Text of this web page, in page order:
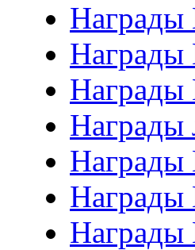
Награды
Награды